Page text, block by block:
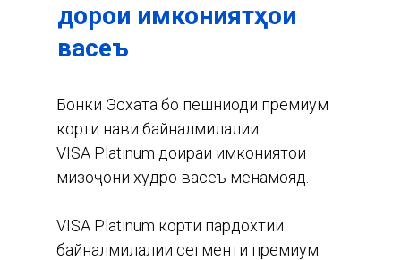
Бонки Эсхата бо пешниҳоди премиум
корти нави байналмилалии
VISA Platinum доираи имкониятҳои
мизоҷони худро васеъ менамояд.
VISA Platinum корти пардохтии
байналмилалии сегменти премиум
дорои имкониятҳои
васеъ